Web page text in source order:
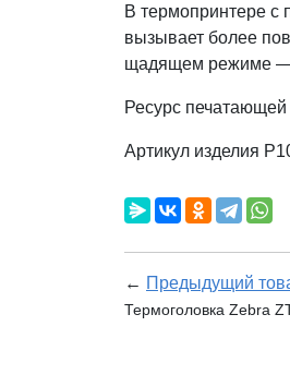
В термопринтере с
вызывает более
щадящем режиме —
Ресурс печатающей
Артикул изделия
← Предыдущий
Термоголовка Zebra